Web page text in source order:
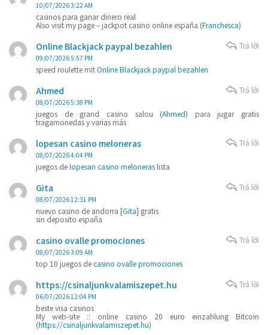
10/07/2026 3:22 AM
casinos para ganar dinero real
Also visit my page – jackpot casino online españa (Franchesca)
Online Blackjack paypal bezahlen
09/07/2026 5:57 PM
speed roulette mitOnline Blackjack paypal bezahlen
Trả lời
Ahmed
08/07/2026 5:38 PM
juegos de grand casino salou (Ahmed) para jugar gratis
tragamonedas y varias más
Trả lời
lopesan casino meloneras
08/07/2026 4:04 PM
juegos delopesan casino meloneras lista
Trả lời
Gita
08/07/2026 12:31 PM
nuevo casino de andorra [Gita] gratis
sin deposito españa
Trả lời
casino ovalle promociones
08/07/2026 3:09 AM
top 10 juegos decasino ovalle promociones
Trả lời
https://csinaljunkvalamiszepet.hu
06/07/2026 12:04 PM
beste visa casinos
My web-site :: online casino 20 euro einzahlung Bitcoin
(https://csinaljunkvalamiszepet.hu)
Trả lời